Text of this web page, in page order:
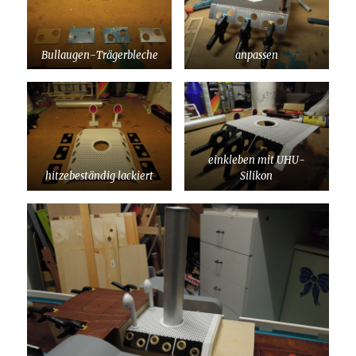
Bullaugen-Trägerbleche anpassen
hitzebeständig lackiert
einkleben mit UHU-
Silikon